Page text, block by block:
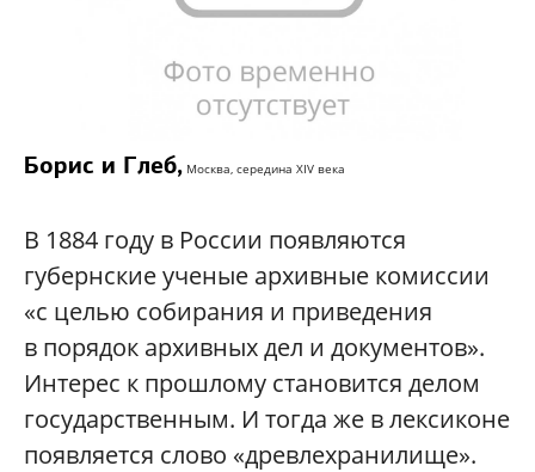
Борис и Глеб, Москва, середина XIV века
В 1884 году в России появляются
губернские ученые архивные комиссии
«с целью собирания и приведения
в порядок архивных дел и документов».
Интерес к прошлому становится делом
государственным. И тогда же в лексиконе
появляется слово «древлехранилище».